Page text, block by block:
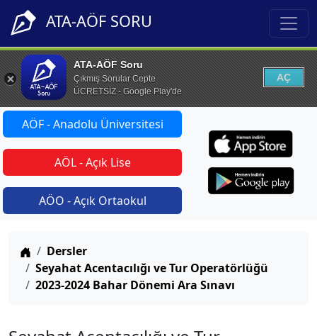
ATA-AÖF SORU
ATA-AÖF Soru
Çıkmış Sorular Cepte
ÜCRETSİZ - Google Play'de
AÇ
AÖF - Anadolu Üniversitesi
AÖL - Açık Lise
AÖO - Açık Ortaokul
Anasayfa
Dersler
Seyahat Acentacılığı ve Tur Operatörlüğü
2023-2024 Bahar Dönemi Ara Sınavı